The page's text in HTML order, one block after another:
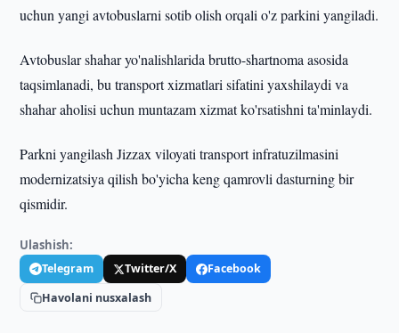
uchun yangi avtobuslarni sotib olish orqali o'z parkini yangiladi.
Avtobuslar shahar yo'nalishlarida brutto-shartnoma asosida
taqsimlanadi, bu transport xizmatlari sifatini yaxshilaydi va
shahar aholisi uchun muntazam xizmat ko'rsatishni ta'minlaydi.
Parkni yangilash Jizzax viloyati transport infratuzilmasini
modernizatsiya qilish bo'yicha keng qamrovli dasturning bir
qismidir.
Ulashish:
Telegram Twitter/X
Facebook
Havolani nusxalash